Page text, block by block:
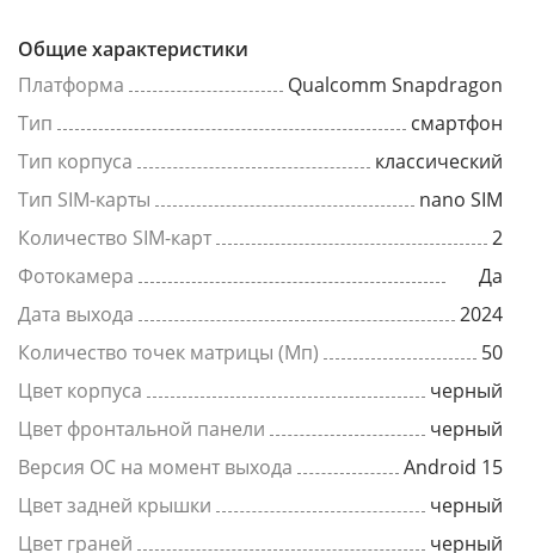
Общие характеристики
Платформа
Qualcomm Snapdragon
Тип
смартфон
Тип корпуса
классический
Тип SIM-карты
nano SIM
Количество SIM-карт
2
Фотокамера
Да
Дата выхода
2024
Количество точек матрицы (Мп)
50
Цвет корпуса
черный
Цвет фронтальной панели
черный
Версия ОС на момент выхода
Android 15
Цвет задней крышки
черный
Цвет граней
черный